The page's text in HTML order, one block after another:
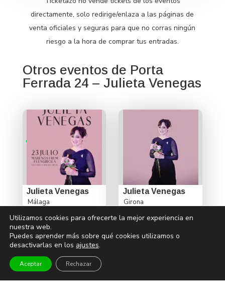
directamente, solo redirige/enlaza a las páginas de
venta oficiales y seguras para que no corras ningún
riesgo a la hora de comprar tus entradas.
Otros eventos de Porta
Ferrada 24 – Julieta Venegas
Julieta Venegas
Málaga
30€
23
julio
Julieta Venegas
Girona
Desde 41,50€
26
Utilizamos cookies para ofrecerte la mejor experiencia en
nuestra web.
Puedes aprender más sobre qué cookies utilizamos o
desactivarlas en los ajustes.
Aceptar Rechazar